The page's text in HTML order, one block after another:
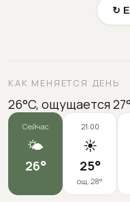
↻
КАК МЕНЯЕТСЯ ДЕНЬ
26°C, ощущается
Сейчас
🌤️
26°
21:00
☀️
25°
ощ. 28°